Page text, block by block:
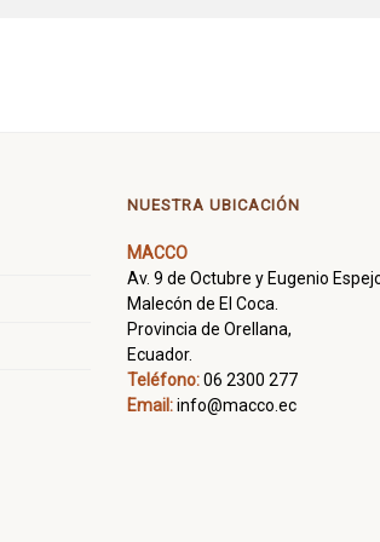
NUESTRA UBICACIÓN
MACCO
Av. 9 de Octubre y Eugenio
Malecón de El Coca.
Provincia de Orellana,
Ecuador.
Teléfono:06 2300 277
Email:info@macco.ec